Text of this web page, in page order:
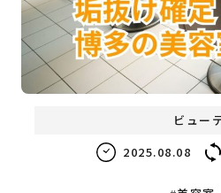
福岡の教育・子育て
福岡のビジネス情報
ビュー
2025.08.08